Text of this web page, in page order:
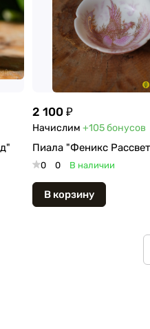
2 100 ₽
Начислим +105бонусов
Пиала "Феникс
0 0 В наличии
В корзину